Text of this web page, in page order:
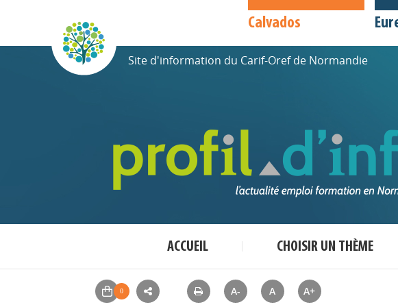
Calvados
Site d'information du Carif-Oref de Normandie
ACCUEIL CHOISIR UN THÈME
A- A A+